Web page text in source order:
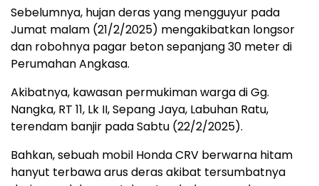
Sebelumnya, hujan deras yang mengguyur pada
Jumat malam (21/2/2025) mengakibatkan longsor
dan robohnya pagar beton sepanjang 30 meter di
Perumahan Angkasa.
Akibatnya, kawasan permukiman warga di Gg.
Nangka, RT 11, Lk II, Sepang Jaya, Labuhan Ratu,
terendam banjir pada Sabtu (22/2/2025).
Bahkan, sebuah mobil Honda CRV berwarna hitam
hanyut terbawa arus deras akibat tersumbatnya